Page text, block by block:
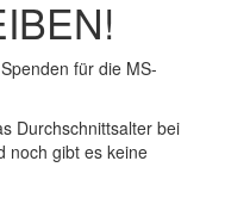
für die MS-
Durchschnittsalter bei
noch gibt es keine